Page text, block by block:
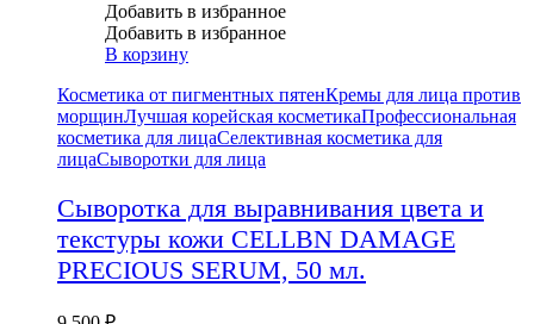
Добавить в избранное
Добавить в избранное
В корзину
Косметика от пигментных пятенКремы для лица против
морщинЛучшая корейская косметикаПрофессиональная
косметика для лицаСелективная косметика для
лицаСыворотки для лица
Сыворотка для выравнивания цвета и
текстуры кожи CELLBN DAMAGE
PRECIOUS SERUM, 50 мл.